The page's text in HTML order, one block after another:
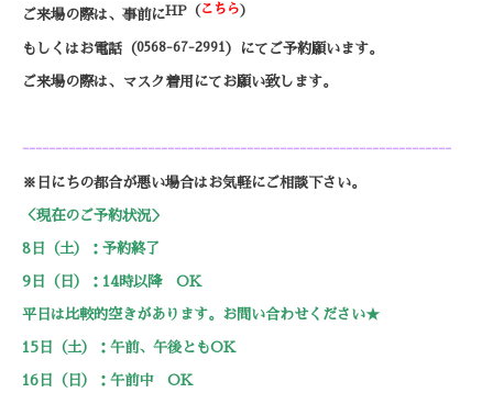
ご来場の際は、事前にHP（こちら）
もしくはお電話（0568-67-2991） にてご予約願います。
ご来場の際は、マスク着用にてお願い致します。
-----------------------------------------------------------------
※日にちの都合が悪い場合はお気軽にご相談下さい。
＜現在のご予約状況＞
8日（土）：予約終了
9日（日）：14時以降 OK
平日は比較的空きがあります。お問い合わせください★
15日（土）：午前、午後ともOK
16日（日）：午前中 OK